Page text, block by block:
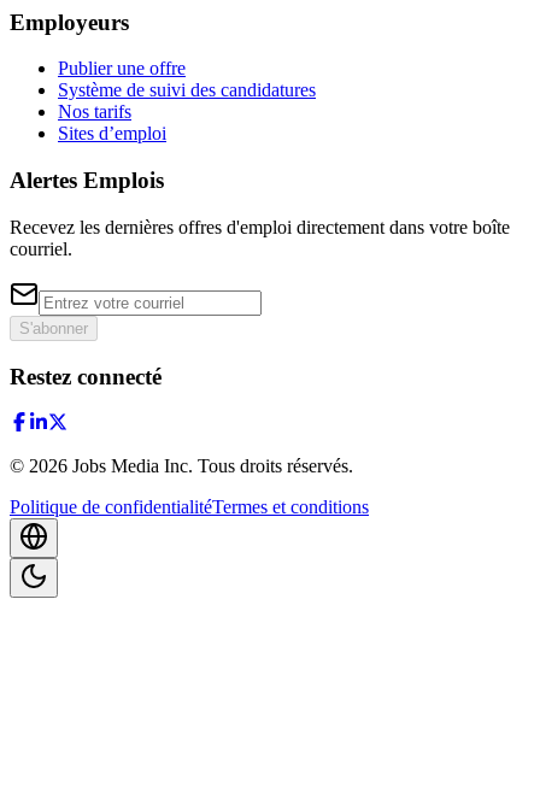
Employeurs
Publier une offre
Système de suivi des candidatures
Nos tarifs
Sites d’emploi
Alertes Emplois
Recevez les dernières offres d'emploi directement dans votre boîte
courriel.
S'abonner
Restez connecté
© 2026 Jobs Media Inc. Tous droits réservés.
Politique de confidentialitéTermes et conditions